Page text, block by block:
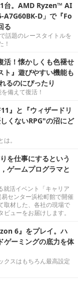
台。AMD Ryzen™ AI
A7G60BK-D」で『Fo
る
話題のレースタイトルを
！
活！懐かしくも色褪せ
ト』遊びやすい機能も
るのにぴったり
備えて復活！
』と『ウィザードリ
くないRPG"の沼にど
。
を仕事にするという
ゲームプログラマと
活イベント「キャリア
センター浜松町館で開催
取材した、各社の現場で
ューをお届けします。
6』をプレイ。ハ
ゲーミングの底力を体
クスはもちろん最高設定